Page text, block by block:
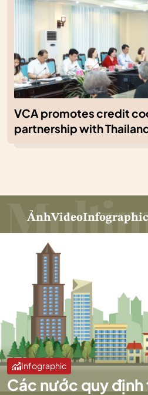
VCA promotes credit
partnership with
ẢnhVideoInfographic
Infographic
Các nước quy định